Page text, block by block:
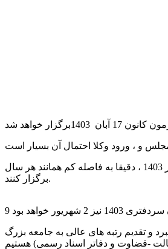
مسئولان مرکز وکلای قوه قضاییه نیز علارغم برگزاری هر سالاله آزمون در شهریورماه تصمیم گرفتند با این شرایط اعلام شده ، آزمون مرکز وکلای قوه قضاییه 22 آذر 1403 ، دقیقا به فاصله کم همانند هر سال
برگزار کنند.
و تقدیم رتبه های عالی به جامعه بزرگ